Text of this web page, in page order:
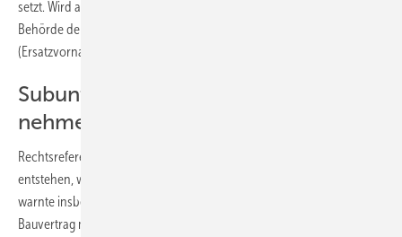
setzt. Wird auch dieser Termin nicht eingehalten, beauftragt die
Behörde den bBSF, die Maßnahmen kostenpflichtig durchzuführen
(Ersatzvornahme).
Subunternehmer in die Pflicht
nehmen
Rechtsreferent
entstehen, wenn SHK-Betriebe als Generalunternehmer auftreten. Er
warnte insbesondere vor einem blinden Vertrauen darauf, dass der
Bauvertrag mit dem Kunden per Gesetz auch mit den Bauverträgen